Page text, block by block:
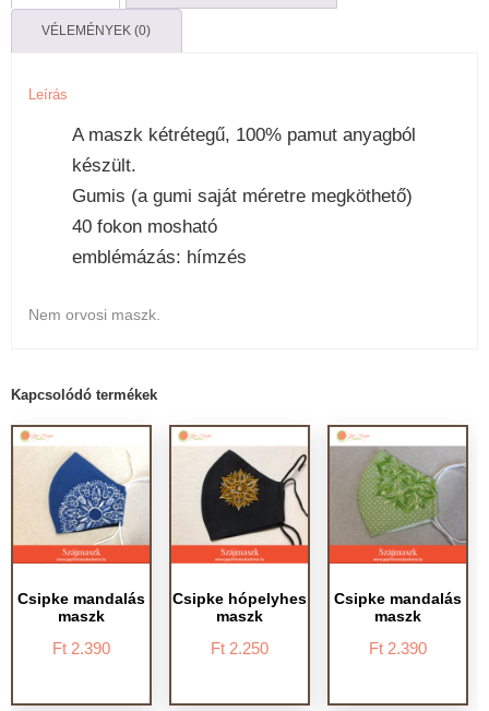
VÉLEMÉNYEK (0)
Leírás
A maszk kétrétegű, 100% pamut anyagból
készült.
Gumis (a gumi saját méretre megköthető)
40 fokon mosható
emblémázás: hímzés
Nem orvosi maszk.
Kapcsolódó termékek
Csipke mandalás
maszk
Ft2.390
Csipke hópelyhes
maszk
Ft2.250
Csipke mandalás
maszk
Ft 2.390